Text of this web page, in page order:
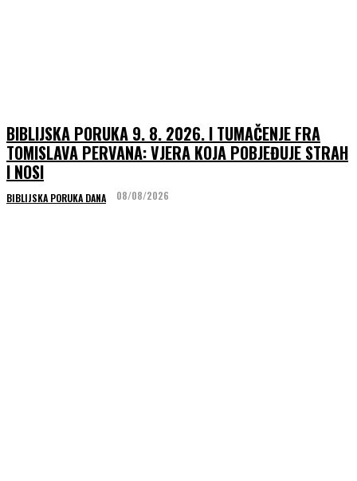
BIBLIJSKA PORUKA 9. 8. 2026. I TUMAČENJE FRA
TOMISLAVA PERVANA: VJERA KOJA POBJEĐUJE STRAH
I NOSI
BIBLIJSKA PORUKA DANA 08/08/2026